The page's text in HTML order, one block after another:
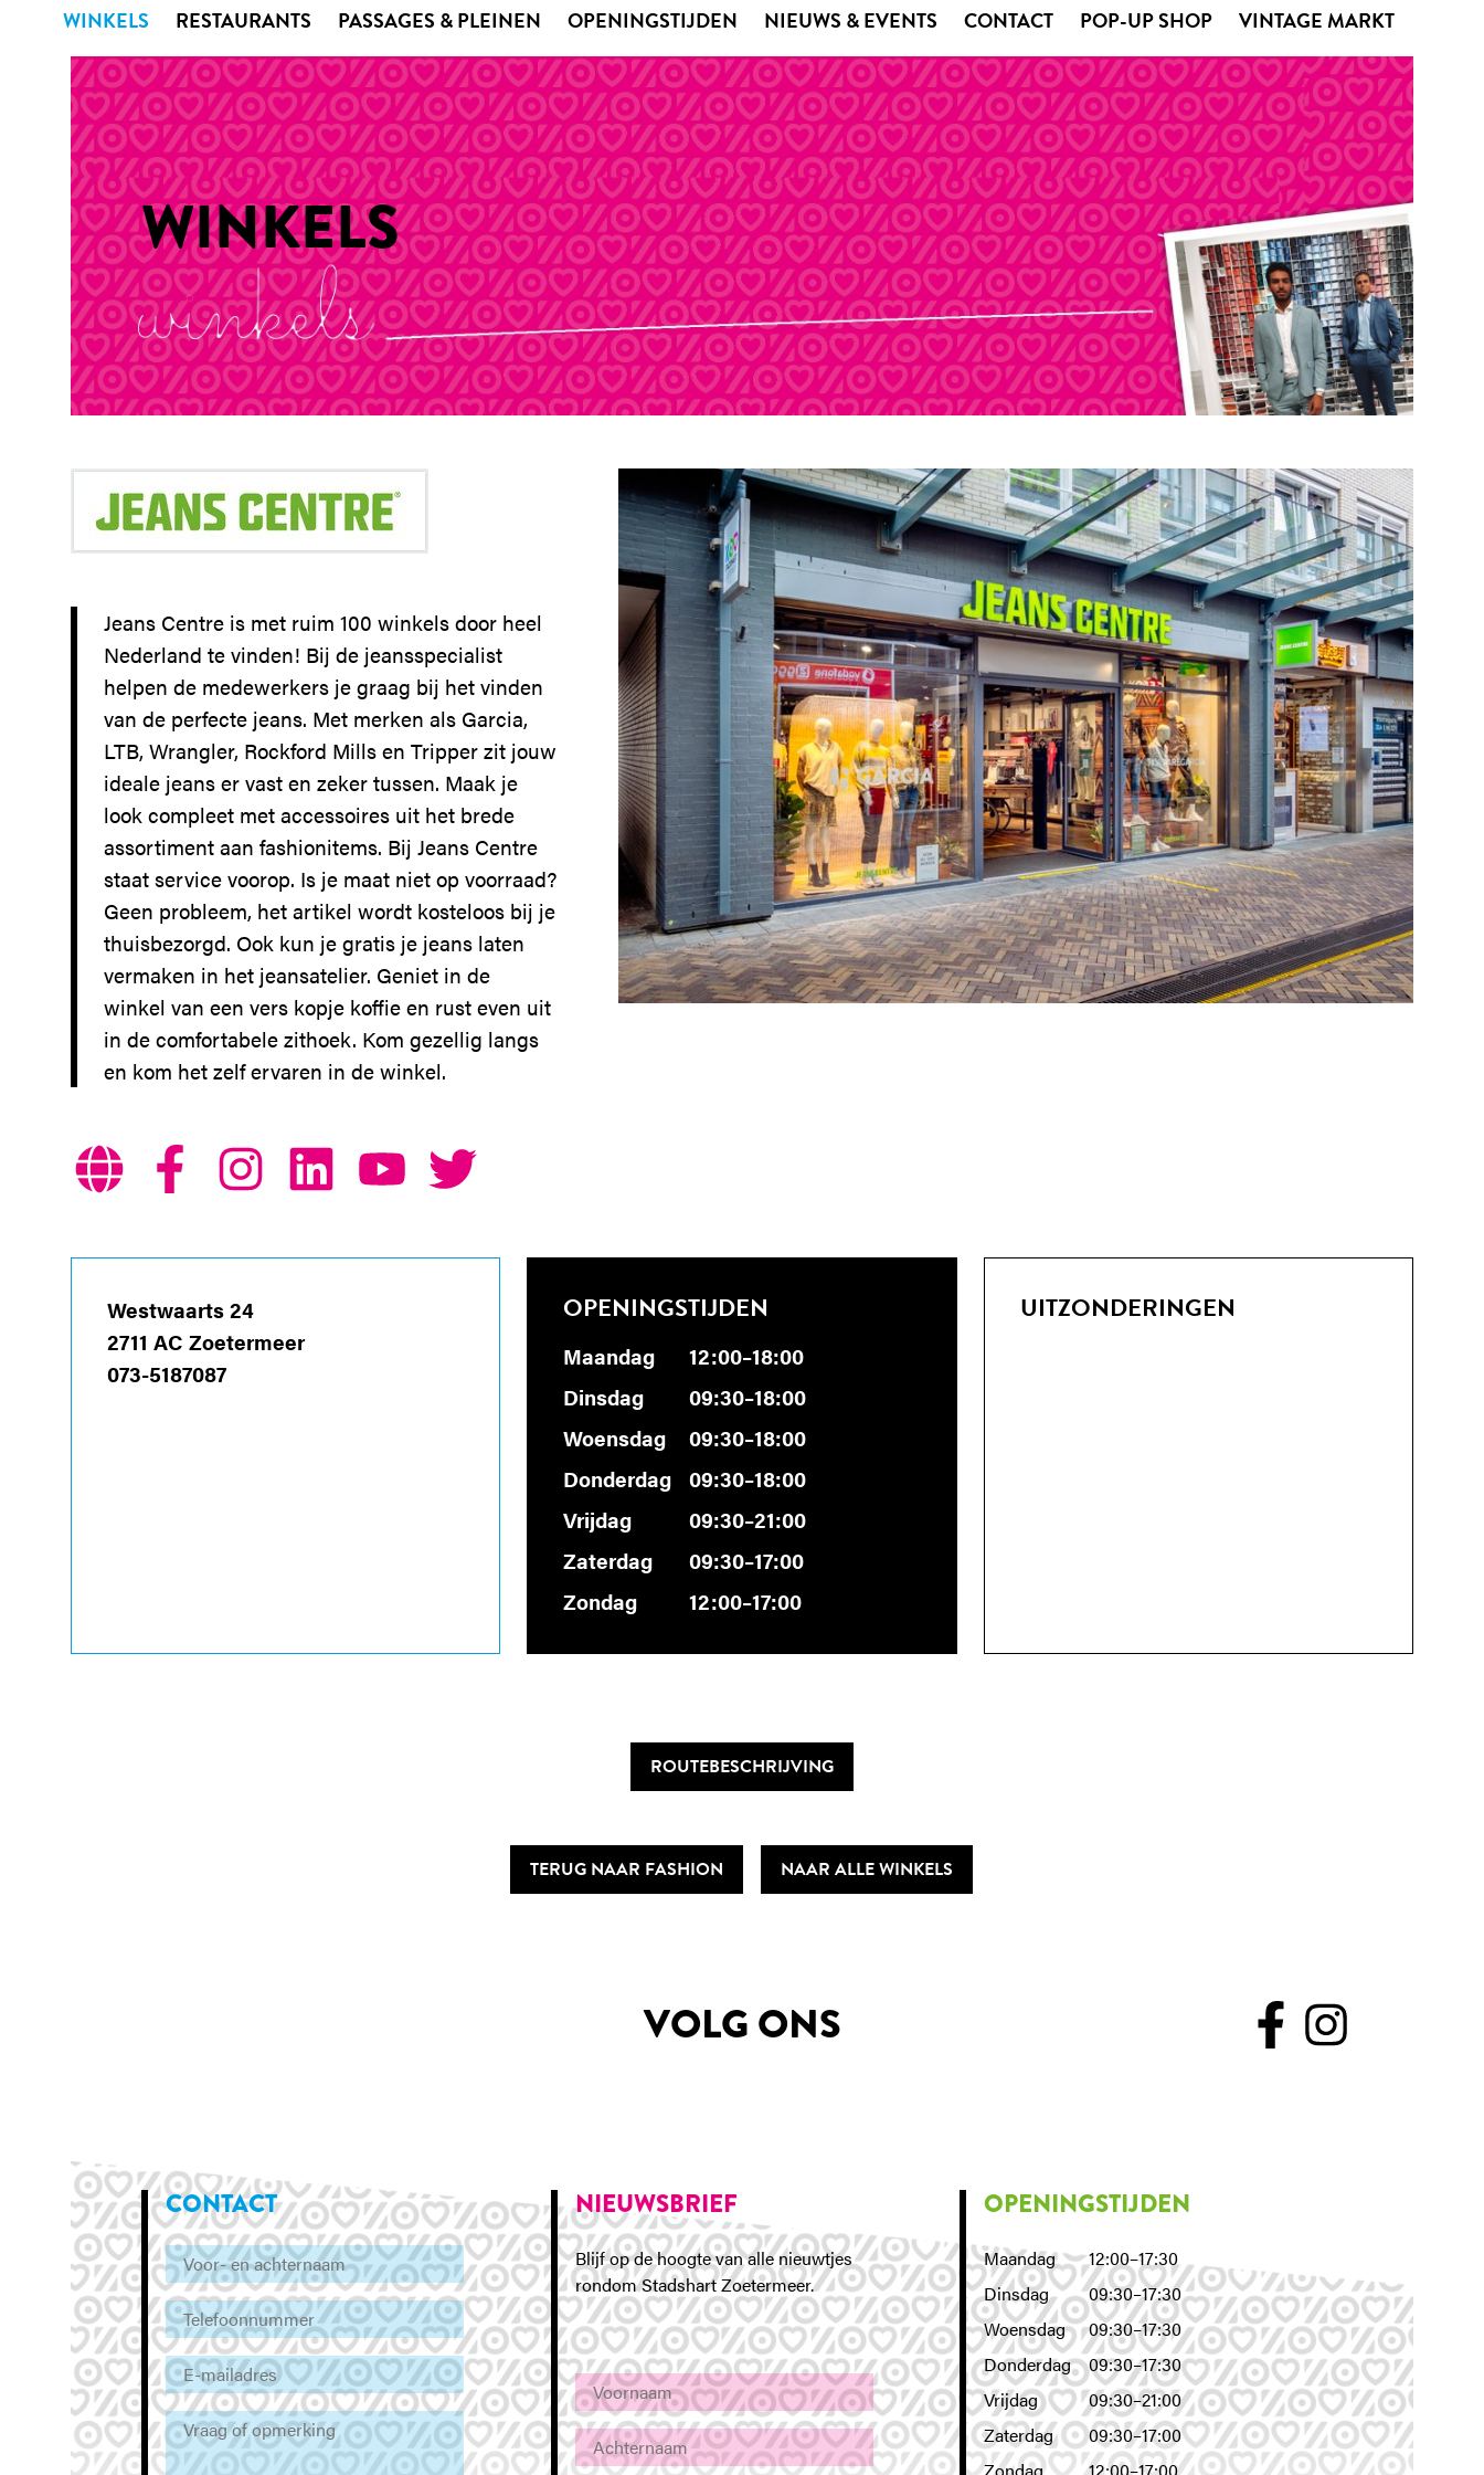
WINKELS RESTAURANTS PASSAGES & PLEINEN OPENINGSTIJDEN NIEUWS & EVENTS CONTACT POP-UP SHOP VINTAGE MARKT
WINKELS
Jeans Centre is met ruim 100 winkels door heel
Nederland te vinden! Bij de jeansspecialist
helpen de medewerkers je graag bij het vinden
van de perfecte jeans. Met merken als Garcia,
LTB, Wrangler, Rockford Mills en Tripper zit jouw
ideale jeans er vast en zeker tussen. Maak je
look compleet met accessoires uit het brede
assortiment aan fashionitems. Bij Jeans Centre
staat service voorop. Is je maat niet op voorraad?
Geen probleem, het artikel wordt kosteloos bij je
thuisbezorgd. Ook kun je gratis je jeans laten
vermaken in het jeansatelier. Geniet in de
winkel van een vers kopje koffie en rust even uit
in de comfortabele zithoek. Kom gezellig langs
en kom het zelf ervaren in de winkel.
Westwaarts 24
2711 AC Zoetermeer
073-5187087
OPENINGSTIJDEN
Maandag
12:00–18:00
Dinsdag
09:30–18:00
Woensdag
09:30–18:00
Donderdag
09:30–18:00
Vrijdag
09:30–21:00
Zaterdag
09:30–17:00
Zondag
12:00–17:00
UITZONDERINGEN
ROUTEBESCHRIJVING
TERUG NAAR FASHION NAAR ALLE WINKELS
VOLG ONS
CONTACT NIEUWSBRIEF
Blijf op de hoogte van alle nieuwtjes
rondom Stadshart Zoetermeer.
OPENINGSTIJDEN
Maandag
12:00–17:30
Dinsdag
09:30–17:30
Woensdag
09:30–17:30
Donderdag
09:30–17:30
Vrijdag
09:30–21:00
Zaterdag
09:30–17:00